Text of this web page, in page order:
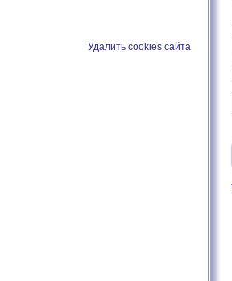
Удалить cookies сайта